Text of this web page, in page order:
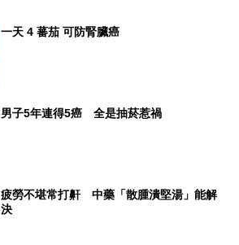
一天 4 蕃茄 可防腎臟癌
男子5年連得5癌 全是抽菸惹禍
疲勞不堪常打鼾 中藥「散腫潰堅湯」能解
決